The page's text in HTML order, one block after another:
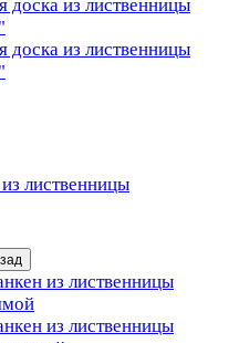
доска из лиственницы
доска из лиственницы
лиственницы
из лиственницы
из лиственницы